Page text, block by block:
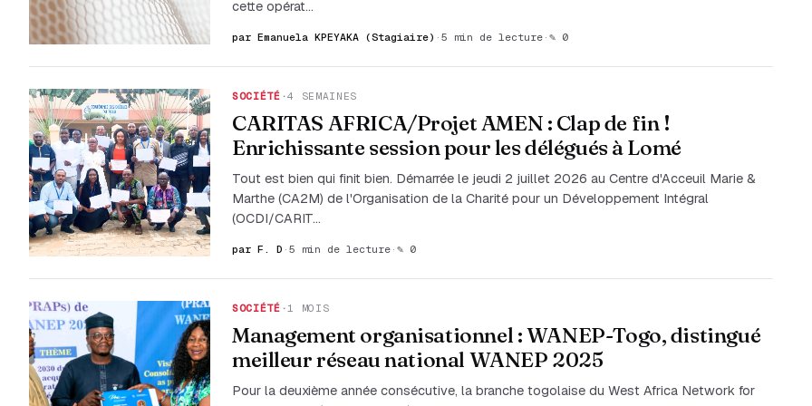
cette opérat…
par Emanuela KPEYAKA (Stagiaire) · 5 min de lecture · ✎ 0
SOCIÉTÉ ·4 SEMAINES
CARITAS AFRICA/Projet AMEN : Clap de fin !
Enrichissante session pour les délégués à Lomé
Tout est bien qui finit bien. Démarrée le jeudi 2 juillet 2026 au Centre d'Acceuil Marie &
Marthe (CA2M) de l'Organisation de la Charité pour un Développement Intégral
(OCDI/CARIT…
par F. D · 5 min de lecture · ✎ 0
SOCIÉTÉ · 1 MOIS
Management organisationnel : WANEP-Togo, distingué
meilleur réseau national WANEP 2025
Pour la deuxième année consécutive, la branche togolaise du West Africa Network for